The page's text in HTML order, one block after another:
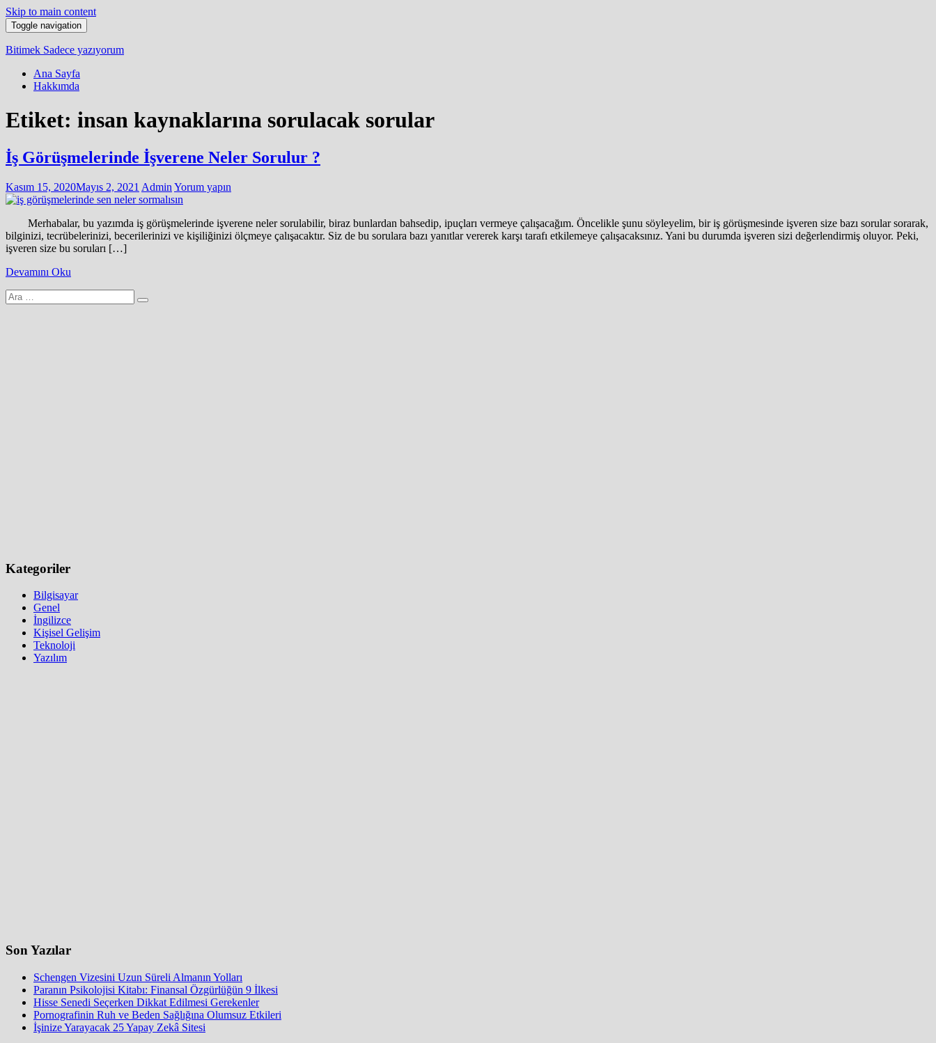
Skip to main content
Toggle navigation
Bitimek Sadece yazıyorum
Ana Sayfa
Hakkımda
Etiket: insan kaynaklarına sorulacak sorular
İş Görüşmelerinde İşverene Neler Sorulur ?
Kasım 15, 2020Mayıs 2, 2021 Admin Yorum yapın
Merhabalar, bu yazımda iş görüşmelerinde işverene neler sorulabilir, biraz bunlardan bahsedip, ipuçları vermeye çalışacağım. Öncelikle şunu söyleyelim, bir iş görüşmesinde işveren size bazı sorular sorarak,
bilginizi, tecrübelerinizi, becerilerinizi ve kişiliğinizi ölçmeye çalışacaktır. Siz de bu sorulara bazı yanıtlar vererek karşı tarafı etkilemeye çalışacaksınız. Yani bu durumda işveren sizi değerlendirmiş oluyor. Peki,
işveren size bu soruları […]
Devamını Oku
Arama
yap:
Kategoriler
Bilgisayar
Genel
İngilizce
Kişisel Gelişim
Teknoloji
Yazılım
Son Yazılar
Schengen Vizesini Uzun Süreli Almanın Yolları
Paranın Psikolojisi Kitabı: Finansal Özgürlüğün 9 İlkesi
Hisse Senedi Seçerken Dikkat Edilmesi Gerekenler
Pornografinin Ruh ve Beden Sağlığına Olumsuz Etkileri
İşinize Yarayacak 25 Yapay Zekâ Sitesi